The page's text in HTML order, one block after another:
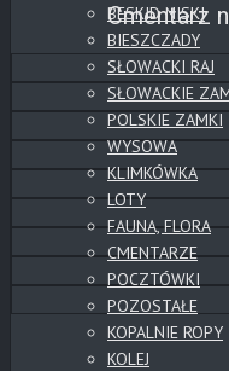
BESKID NISKI
BIESZCZADY
SŁOWACKI RAJ
SŁOWACKIE
POLSKIE ZAMKI
WYSOWA
KLIMKÓWKA
LOTY
FAUNA, FLORA
CMENTARZE
POCZTÓWKI
POZOSTAŁE
KOPALNIE ROPY
KOLEJ
Cmentarz